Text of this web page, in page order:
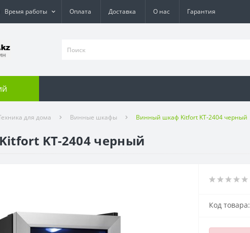
Время работы Оплата Доставка О нас Гарантия
для дома Винные шкафы Винный шкаф Kitfort KT-2404 черный
KT-2404 черный
Код товара: